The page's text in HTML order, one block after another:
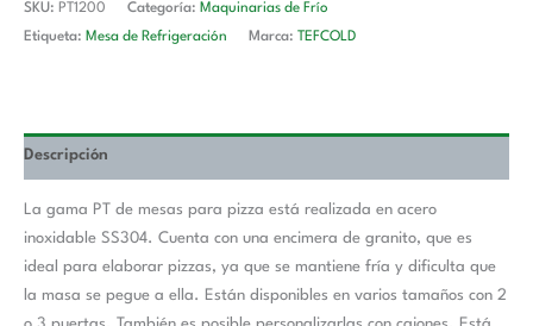
SKU: PT1200 Categoría: Maquinarias de Frío
Etiqueta: Mesa de Refrigeración Marca: TEFCOLD
Descripción
La gama PT de mesas para pizza está realizada en acero
inoxidable SS304. Cuenta con una encimera de granito, que es
ideal para elaborar pizzas, ya que se mantiene fría y dificulta que
la masa se pegue a ella. Están disponibles en varios tamaños con 2